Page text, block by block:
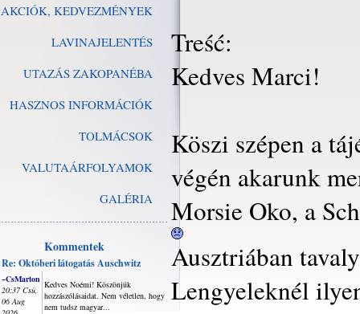
AKCIÓK, KEDVEZMÉNYEK
LAVINAJELENTÉS
UTAZÁS ZAKOPANÉBA
HASZNOS INFORMÁCIÓK
TOLMÁCSOK
VALUTAÁRFOLYAMOK
GALÉRIA
Kommentek
Re: Októberi látogatás Auschwitz
~CsMarton
20:37 Csü,
06 Aug
Kedves Noémi! Köszönjük
hozzászólásaidat. Nem véletlen, hogy
nem tudsz magyar...
Treść:
Kedves Marci!
Köszi szépen a
végén akarunk
Morsie Oko, a
Ausztriában
Lengyeleknél